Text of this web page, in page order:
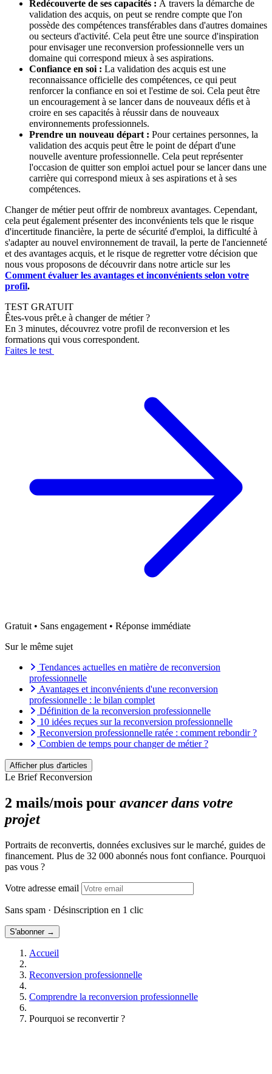
Redécouverte de ses capacités : À travers la démarche de
validation des acquis, on peut se rendre compte que l'on
possède des compétences transférables dans d'autres domaines
ou secteurs d'activité. Cela peut être une source d'inspiration
pour envisager une reconversion professionnelle vers un
domaine qui correspond mieux à ses aspirations.
Confiance en soi : La validation des acquis est une
reconnaissance officielle des compétences, ce qui peut
renforcer la confiance en soi et l'estime de soi. Cela peut être
un encouragement à se lancer dans de nouveaux défis et à
croire en ses capacités à réussir dans de nouveaux
environnements professionnels.
Prendre un nouveau départ : Pour certaines personnes, la
validation des acquis peut être le point de départ d'une
nouvelle aventure professionnelle. Cela peut représenter
l'occasion de quitter son emploi actuel pour se lancer dans une
carrière qui correspond mieux à ses aspirations et à ses
compétences.
Changer de métier peut offrir de nombreux avantages. Cependant,
cela peut également présenter des inconvénients tels que le risque
d'incertitude financière, la perte de sécurité d'emploi, la difficulté à
s'adapter au nouvel environnement de travail, la perte de l'ancienneté
et des avantages acquis, et le risque de regretter votre décision que
nous vous proposons de découvrir dans notre article sur les
Comment évaluer les avantages et inconvénients selon votre
profil.
TEST GRATUIT
Êtes-vous prêt.e à changer de métier ?
En 3 minutes, découvrez votre profil de reconversion et les
formations qui vous correspondent.
Faites le test
Gratuit • Sans engagement • Réponse immédiate
Sur le même sujet
Tendances actuelles en matière de reconversion
professionnelle
Avantages et inconvénients d'une reconversion
professionnelle : le bilan complet
Définition de la reconversion professionnelle
10 idées reçues sur la reconversion professionnelle
Reconversion professionnelle ratée : comment rebondir ?
Combien de temps pour changer de métier ?
Afficher plus d'articles
Le Brief Reconversion
2 mails/mois pour avancer dans votre
projet
Portraits de reconvertis, données exclusives sur le marché, guides de
financement. Plus de 32 000 abonnés nous font confiance. Pourquoi
pas vous ?
Votre adresse email
Sans spam · Désinscription en 1 clic
S'abonner →
Accueil
Reconversion professionnelle
Comprendre la reconversion professionnelle
Pourquoi se reconvertir ?